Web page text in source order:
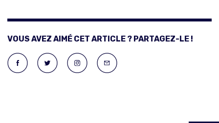
VOUS AVEZ AIMÉ CET ARTICLE ? PARTAGEZ-LE !